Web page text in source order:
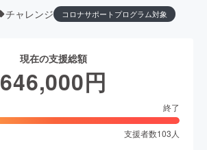
チャレンジ コロナサポートプログラム対象
現在の支援総額
646,000円
終了
支援者数103 人